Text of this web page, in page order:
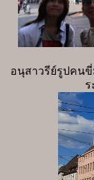
อนุสาวรีย์รูปคนขี่
ร